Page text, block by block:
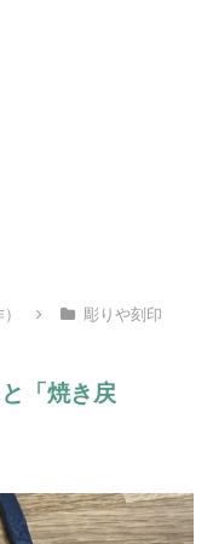
彫りや刻印
「焼き戻